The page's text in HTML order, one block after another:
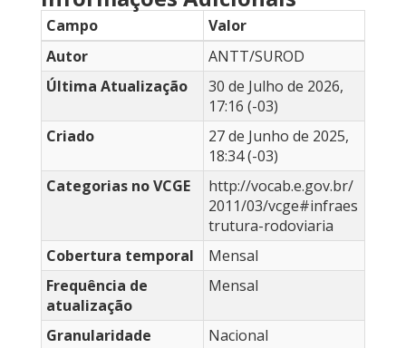
Campo
Valor
Autor
ANTT/SUROD
Última Atualização
30 de Julho de 2026,
17:16 (-03)
Criado
27 de Junho de 2025,
18:34 (-03)
Categorias no VCGE
http://vocab.e.gov.br/
2011/03/vcge#infraes
trutura-rodoviaria
Cobertura temporal
Mensal
Frequência de
atualização
Mensal
Granularidade
Nacional